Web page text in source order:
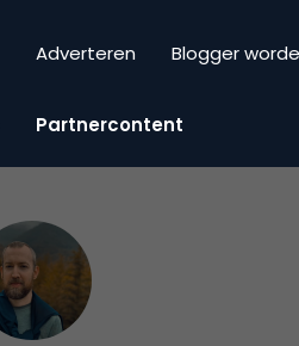
Adverteren Blogger
Partnercontent